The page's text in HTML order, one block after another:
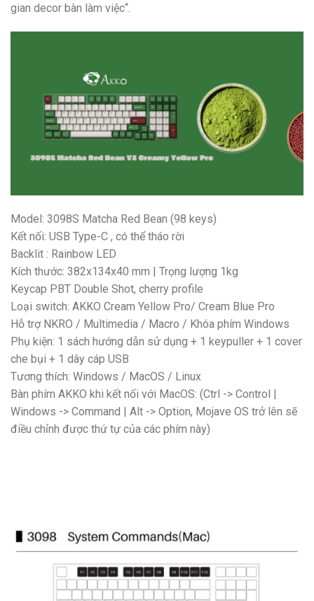
gian decor bàn làm việc“.
Model: 3098S Matcha Red Bean (98 keys)
Kết nối: USB Type-C , có thể tháo rời
Backlit : Rainbow LED
Kích thước: 382x134x40 mm | Trọng lượng 1kg
Keycap PBT Double Shot, cherry profile
Loại switch: AKKO Cream Yellow Pro/ Cream Blue Pro
Hỗ trợ NKRO / Multimedia / Macro / Khóa phím Windows
Phụ kiện: 1 sách hướng dẫn sử dụng + 1 keypuller + 1 cover
che bụi + 1 dây cáp USB
Tương thích: Windows / MacOS / Linux
Bàn phím AKKO khi kết nối với MacOS: (Ctrl -> Control |
Windows -> Command | Alt -> Option, Mojave OS trở lên sẽ
điều chỉnh được thứ tự của các phím này)